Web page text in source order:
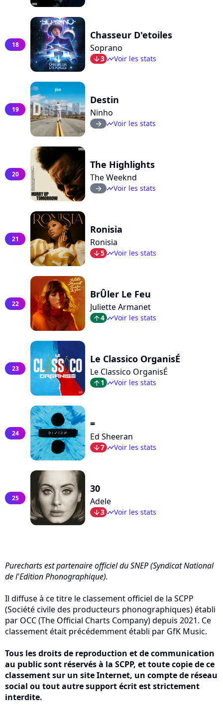
18
Chasseur D'etoiles
Soprano
arrow_bot3 timelineVoir les stats
19
Destin
Ninho
arrow_right timelineVoir les stats
20
The Highlights
The Weeknd
arrow_right timelineVoir les stats
21
Ronisia
Ronisia
arrow_bot5 timelineVoir les stats
22
BrÛler Le Feu
Juliette Armanet
arrow_top4 timelineVoir les stats
23
Le Classico OrganisÉ
Le Classico OrganisÉ
arrow_top1 timelineVoir les stats
24
=
Ed Sheeran
arrow_bot7 timelineVoir les stats
25
30
Adele
arrow_bot3 timelineVoir les stats
Purecharts est partenaire officiel du SNEP (Syndicat National
de l'Edition Phonographique).
Il diffuse à ce titre le classement officiel de la SCPP
(Société civile des producteurs phonographiques) établi
par OCC (The Official Charts Company) depuis 2021. Ce
classement était précédemment établi par GfK Music.
Tous les droits de reproduction et de communication
au public sont réservés à la SCPP, et toute copie de ce
classement sur un site Internet, un compte de réseau
social ou tout autre support écrit est strictement
interdite.